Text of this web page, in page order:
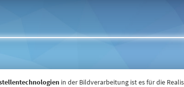
in der Bildverarbeitung ist es für die